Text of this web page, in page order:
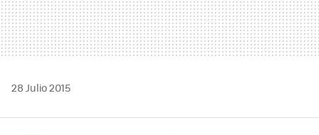
28 Julio 2015